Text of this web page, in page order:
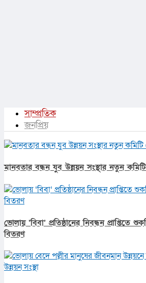
সাম্প্রতিক
জনপ্রিয়
মানবতার বন্ধন যুব উন্নয়ন সংস্থার নতুন
ভোলায় ‘বিবা’ প্রতিষ্ঠানের নিবন্ধন প্রাপ্তিতে
বিতরণ